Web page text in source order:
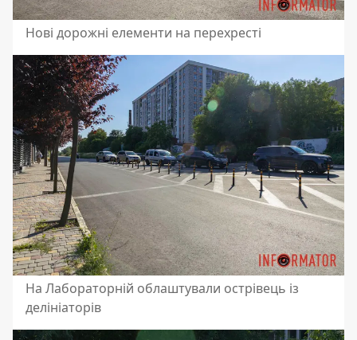
Нові дорожні елементи на перехресті
На Лабораторній облаштували острівець із
делініаторів